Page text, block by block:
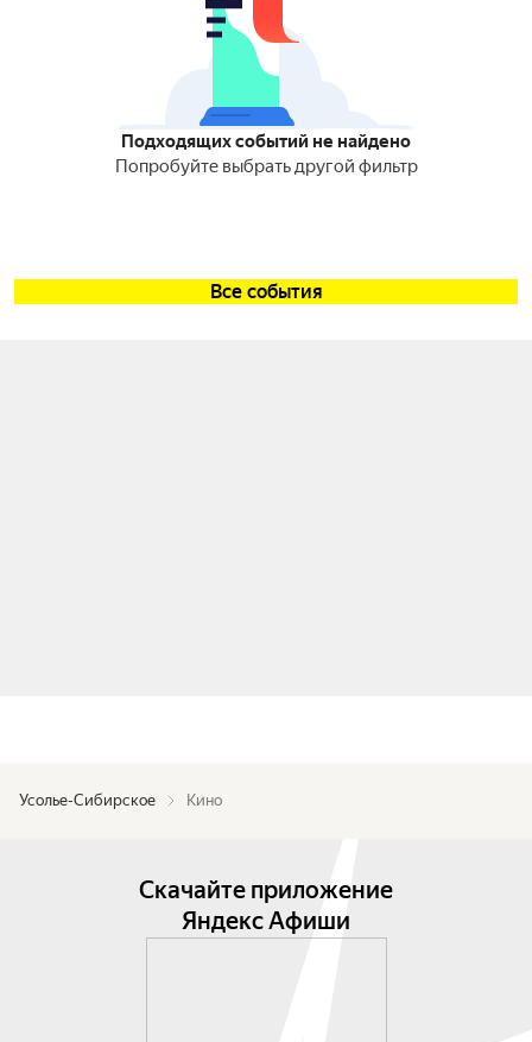
Подходящих событий не найдено
Попробуйте выбрать другой фильтр
Все события
Усолье-Сибирское Кино
Скачайте приложение
Яндекс Афиши